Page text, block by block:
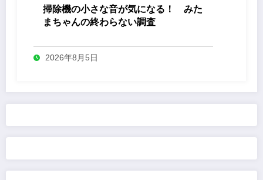
掃除機の小さな音が気になる！ みた
まちゃんの終わらない調査
2026年8月5日